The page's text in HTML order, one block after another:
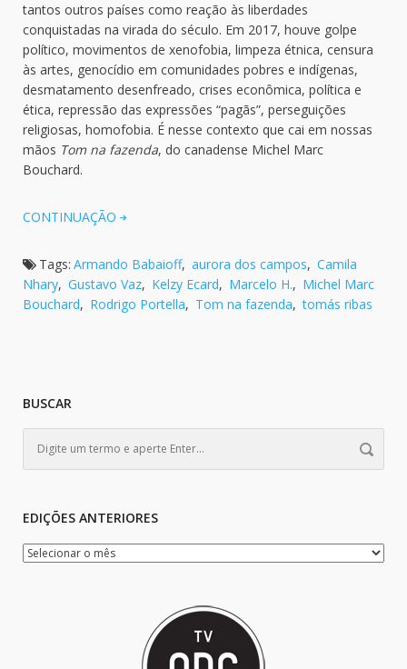
tantos outros países como reação às liberdades
conquistadas na virada do século. Em 2017, houve golpe
político, movimentos de xenofobia, limpeza étnica, censura
às artes, genocídio em comunidades pobres e indígenas,
desmatamento desenfreado, crises econômica, política e
ética, repressão das expressões “pagãs”, perseguições
religiosas, homofobia. É nesse contexto que cai em nossas
mãos Tom na fazenda, do canadense Michel Marc
Bouchard.
CONTINUAÇÃO
Tags: Armando Babaioff, aurora dos campos, Camila
Nhary, Gustavo Vaz, Kelzy Ecard, Marcelo H., Michel Marc
Bouchard, Rodrigo Portella, Tom na fazenda, tomás ribas
BUSCAR
EDIÇÕES ANTERIORES